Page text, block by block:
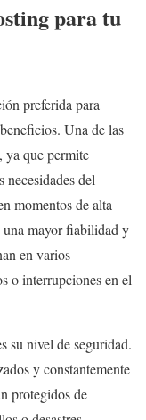
para tu
preferida para
Una de las
ya que permite
necesidades del
momentos de alta
mayor fiabilidad y
en varios
o interrupciones en el
su nivel de seguridad.
y constantemente
protegidos de